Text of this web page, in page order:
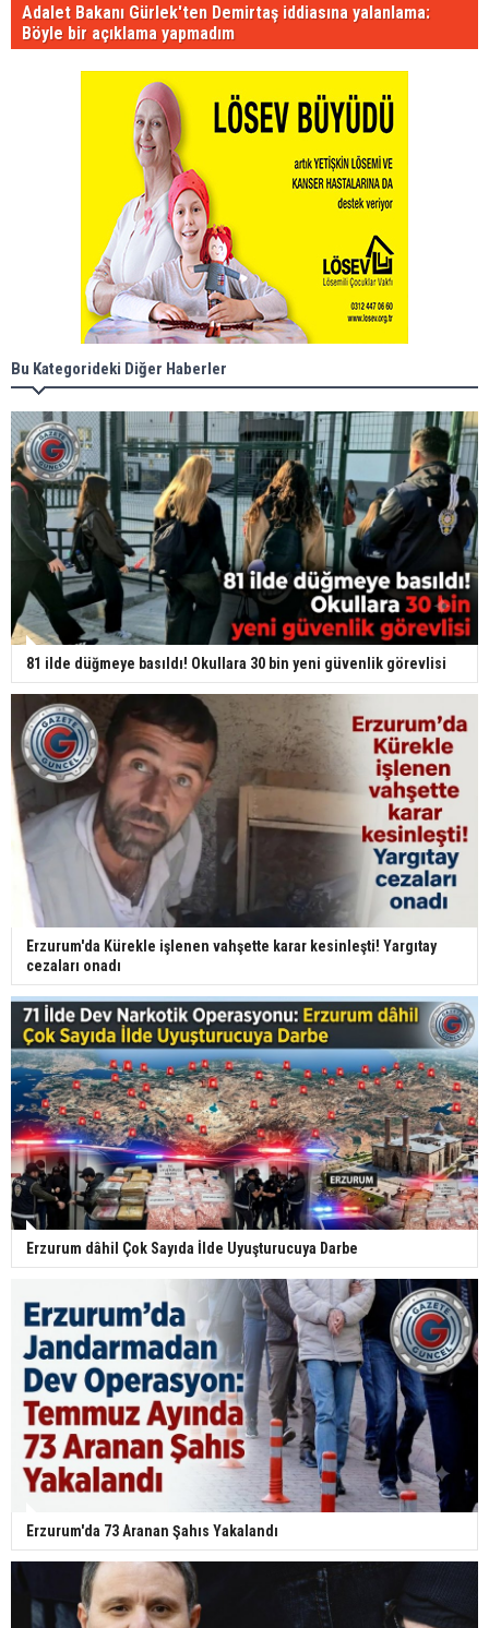
Adalet Bakanı Gürlek'ten Demirtaş iddiasına yalanlama:
Böyle bir açıklama yapmadım
Bu Kategorideki Diğer Haberler
81 ilde düğmeye basıldı! Okullara 30 bin yeni güvenlik görevlisi
Erzurum'da Kürekle işlenen vahşette karar kesinleşti! Yargıtay
cezaları onadı
Erzurum dâhil Çok Sayıda İlde Uyuşturucuya Darbe
Erzurum'da 73 Aranan Şahıs Yakalandı